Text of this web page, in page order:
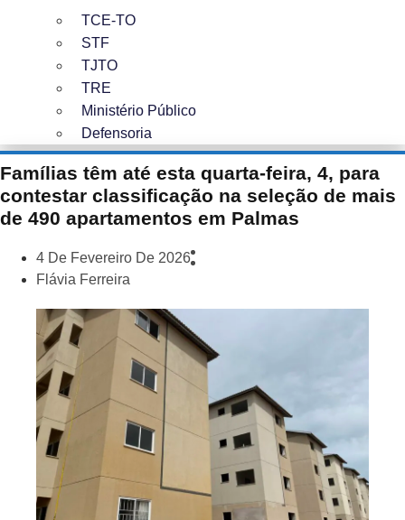
TCE-TO
STF
TJTO
TRE
Ministério Público
Defensoria
Famílias têm até esta quarta-feira, 4, para
contestar classificação na seleção de mais
de 490 apartamentos em Palmas
4 De Fevereiro De 2026
Flávia Ferreira